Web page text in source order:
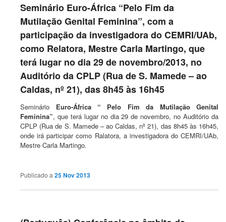
Seminário Euro-África “Pelo Fim da
Mutilação Genital Feminina”, com a
participação da investigadora do CEMRI/UAb,
como Relatora, Mestre Carla Martingo, que
terá lugar no dia 29 de novembro/2013, no
Auditório da CPLP (Rua de S. Mamede – ao
Caldas, nº 21), das 8h45 às 16h45
Seminário Euro-África “ Pelo Fim da Mutilação Genital
Feminina”, que terá lugar no dia 29 de novembro, no Auditório da
CPLP (Rua de S. Mamede – ao Caldas, nº 21), das 8h45 às 16h45,
onde irá participar como Ralatora, a investigadora do CEMRI/UAb,
Mestre Carla Martingo.
Publicado a25 Nov 2013